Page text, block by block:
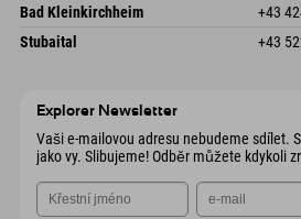
Rakousko
Gscheat 14
6441 Umhausen
Rakousko
Bad Kleinkirchheim +43
Dorfstraße 24
Stubaital +43
Explorer Newsletter
Vaši e-mailovou adresu nebudeme sdílet.
jako vy. Slibujeme! Odběr můžete kdykoli